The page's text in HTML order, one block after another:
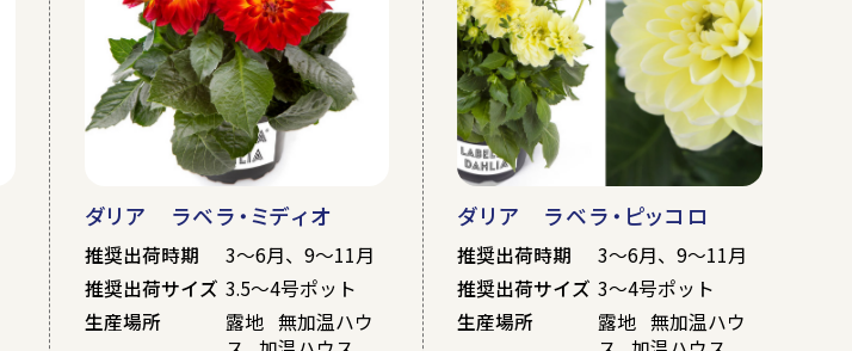
ダリア ラベラ・ミディオ
推奨出荷時期
3～6月、9～11月
推奨出荷サイズ 3.5～4号ポット
生産場所
露地 無加温ハウ
ダリア ラベラ・ピッコロ
推奨出荷時期
3～6月、9～11月
推奨出荷サイズ 3～4号ポット
生産場所
露地 無加温ハウ